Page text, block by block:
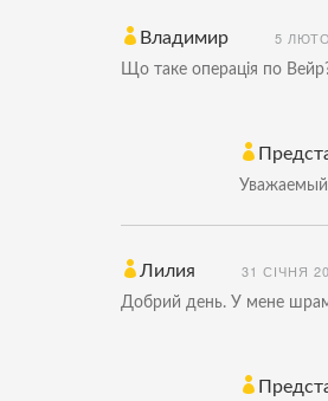
Владимир 5
Що таке операція по
Лилия 31 СІЧНЯ
Добрий день. У мене